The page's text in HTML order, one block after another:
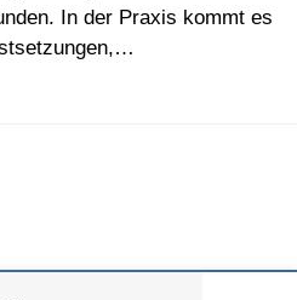
In der Praxis kommt es